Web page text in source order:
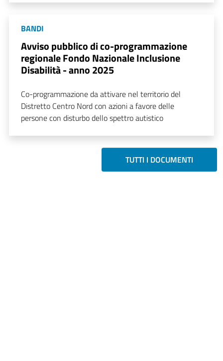
BANDI
Avviso pubblico di co-programmazione
regionale Fondo Nazionale Inclusione
Disabilità - anno 2025
Co-programmazione da attivare nel territorio del
Distretto Centro Nord con azioni a favore delle
persone con disturbo dello spettro autistico
TUTTI I DOCUMENTI